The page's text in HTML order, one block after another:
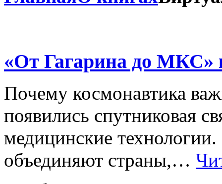
«От Гагарина до МКС»
Почему космонавтика
появились спутниковая
медицинские
объединяют страны,…